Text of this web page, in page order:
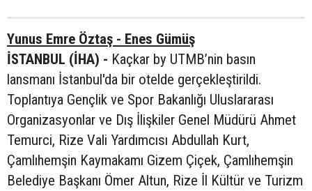
Yunus Emre Öztaş - Enes Gümüş
İSTANBUL (İHA) - Kaçkar by UTMB’nin basın
lansmanı İstanbul'da bir otelde gerçekleştirildi.
Toplantıya Gençlik ve Spor Bakanlığı Uluslararası
Organizasyonlar ve Dış İlişkiler Genel Müdürü Ahmet
Temurci, Rize Vali Yardımcısı Abdullah Kurt,
Çamlıhemşin Kaymakamı Gizem Çiçek, Çamlıhemşin
Belediye Başkanı Ömer Altun, Rize İl Kültür ve Turizm